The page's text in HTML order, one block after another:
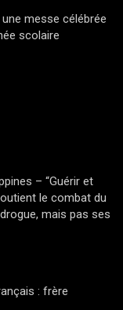
messe célébrée
scolaire
– “Guérir et
le combat du
mais pas ses
: frère